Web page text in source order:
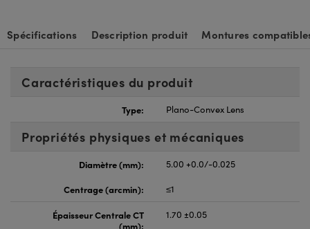
Spécifications Description produit Montures
Caractéristiques du produit
Type: Plano-Convex Lens
Propriétés physiques et mécaniques
Diamètre (mm):
5.00 +0.0/-0.025
Centrage (arcmin):
≤1
Épaisseur Centrale CT
(mm):
1.70 ±0.05